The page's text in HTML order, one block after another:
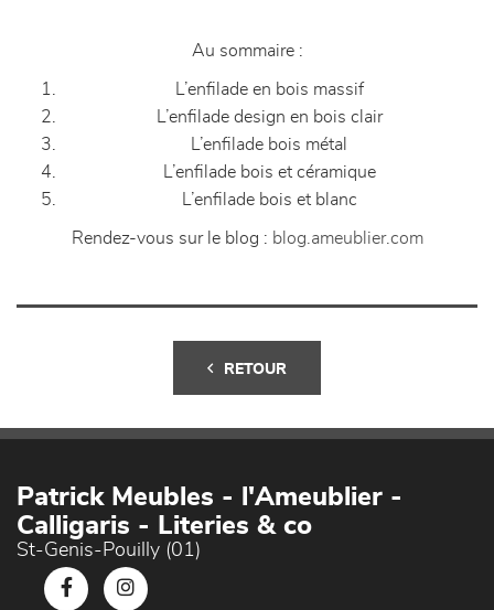
Au sommaire :
L’enfilade en bois massif
L’enfilade design en bois clair
L’enfilade bois métal
L’enfilade bois et céramique
L’enfilade bois et blanc
Rendez-vous sur le blog : blog.ameublier.com
RETOUR
Patrick Meubles - l'Ameublier -
Calligaris - Literies & co
St-Genis-Pouilly (01)